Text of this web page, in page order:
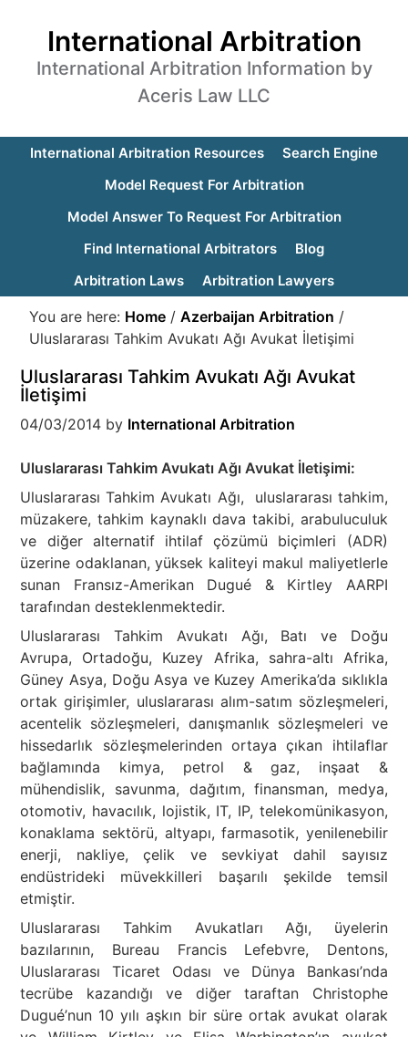
International Arbitration
International Arbitration Information by
Aceris Law LLC
International Arbitration Resources
Search Engine
Model Request For Arbitration
Model Answer To Request For Arbitration
Find International Arbitrators
Blog
Arbitration Laws
Arbitration Lawyers
You are here: Home / Azerbaijan Arbitration /
Uluslararası Tahkim Avukatı Ağı Avukat İletişimi
Uluslararası Tahkim Avukatı Ağı Avukat
İletişimi
04/03/2014 by International Arbitration
Uluslararası Tahkim Avukatı Ağı Avukat İletişimi:
Uluslararası Tahkim Avukatı Ağı, uluslararası tahkim,
müzakere, tahkim kaynaklı dava takibi, arabuluculuk
ve diğer alternatif ihtilaf çözümü biçimleri (ADR)
üzerine odaklanan, yüksek kaliteyi makul maliyetlerle
sunan Fransız-Amerikan Dugué & Kirtley AARPI
tarafından desteklenmektedir.
Uluslararası Tahkim Avukatı Ağı, Batı ve Doğu
Avrupa, Ortadoğu, Kuzey Afrika, sahra-altı Afrika,
Güney Asya, Doğu Asya ve Kuzey Amerika’da sıklıkla
ortak girişimler, uluslararası alım-satım sözleşmeleri,
acentelik sözleşmeleri, danışmanlık sözleşmeleri ve
hissedarlık sözleşmelerinden ortaya çıkan ihtilaflar
bağlamında kimya, petrol & gaz, inşaat &
mühendislik, savunma, dağıtım, finansman, medya,
otomotiv, havacılık, lojistik, IT, IP, telekomünikasyon,
konaklama sektörü, altyapı, farmasotik, yenilenebilir
enerji, nakliye, çelik ve sevkiyat dahil sayısız
endüstrideki müvekkilleri başarılı şekilde temsil
etmiştir.
Uluslararası Tahkim Avukatları Ağı, üyelerin
bazılarının, Bureau Francis Lefebvre, Dentons,
Uluslararası Ticaret Odası ve Dünya Bankası’nda
tecrübe kazandığı ve diğer taraftan Christophe
Dugué’nun 10 yılı aşkın bir süre ortak avukat olarak